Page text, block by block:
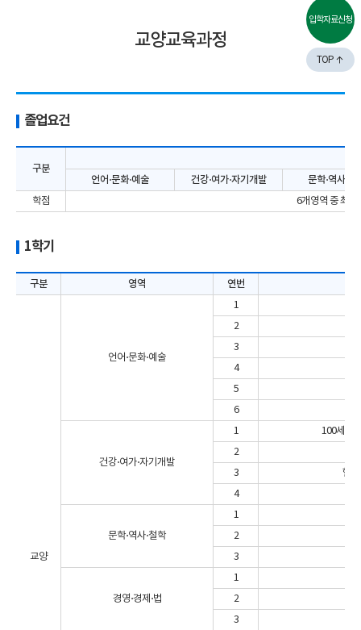
교양교육과정
졸업요건
구분
언어⋅문화⋅예술
건강⋅여가⋅자기개발 문학⋅역사⋅철
학점 6개영역 중 최소
1학기
구분 영역 연번
교양
언어⋅문화⋅예술
1
2
3
4
5
6
건강⋅여가⋅자기개발
1
100세인
2
3
헬
4
문학⋅역사⋅철학
1
2
3
경영⋅경제⋅법
1
2
3
입학자료신청
TOP